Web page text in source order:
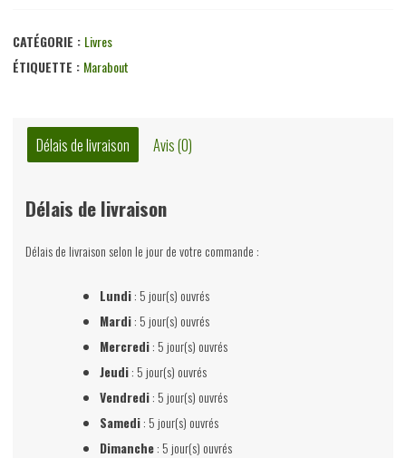
vie
passionnée
Chopin,
Jean
éditions
Gérard
CATÉGORIE : Livres
ÉTIQUETTE : Marabout
Délais de livraison Avis (0)
Délais de livraison
Délais de livraison selon le jour de votre commande :
Lundi: 5 jour(s) ouvrés
Mardi: 5 jour(s) ouvrés
Mercredi: 5 jour(s) ouvrés
Jeudi: 5 jour(s) ouvrés
Vendredi: 5 jour(s) ouvrés
Samedi: 5 jour(s) ouvrés
Dimanche: 5 jour(s) ouvrés